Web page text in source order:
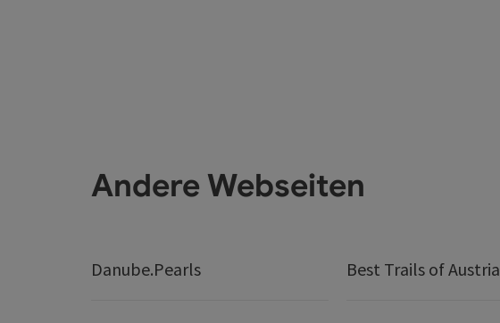
Andere Webseiten
Danube.Pearls Best Trails of Austria